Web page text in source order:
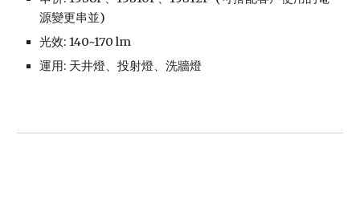
源變更串並)
光效: 140~170 lm
運用: 天井燈、投射燈、洗牆燈